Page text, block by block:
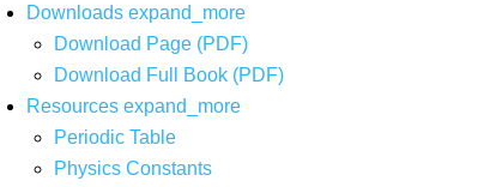
Downloads expand_more
Download Page (PDF)
Download Full Book (PDF)
Resources expand_more
Periodic Table
Physics Constants